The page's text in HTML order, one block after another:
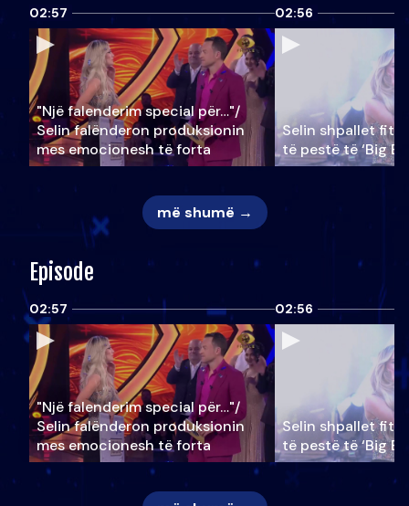
02:57
"Një falenderim special për…"/
Selin falënderon produksionin
mes emocionesh të forta
02:56
Selin shpallet
të pestë të ‘Big
më shumë →
Episode
02:57
"Një falenderim special për…"/
Selin falënderon produksionin
mes emocionesh të forta
02:56
Selin shpallet
të pestë të ‘Big